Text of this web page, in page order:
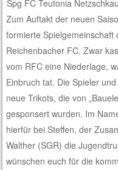
Spg FC Teutonia
Zum Auftakt der neuen
formierte
Reichenbacher FC. Zwar
vom RFC eine Niederlage,
Einbruch tat. Die Spieler
neue Trikots, die von
gesponsert wurden. Im
hierfür bei Steffen, der
Walther (SGR) die
wünschen euch für die